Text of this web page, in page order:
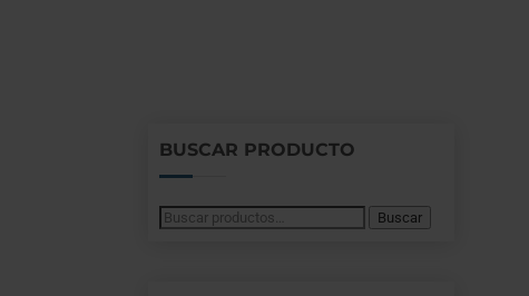
BUSCAR PRODUCTO
Buscar
Buscar